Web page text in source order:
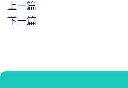
上一篇
下一篇